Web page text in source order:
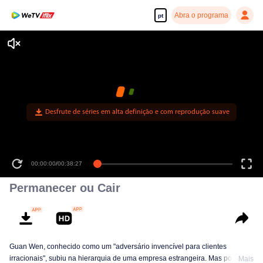
pt Abra o programa
Desfrute de séries em alta definição e com reprodução suave
00:00:00/00:38:27
Permanecer ou Cair
Guan Wen, conhecido como um "adversário invencível para clientes
irracionais", subiu na hierarquia de uma empresa estrangeira. Mas poucoMais